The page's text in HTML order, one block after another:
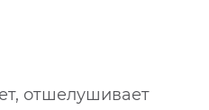
отшелушивает